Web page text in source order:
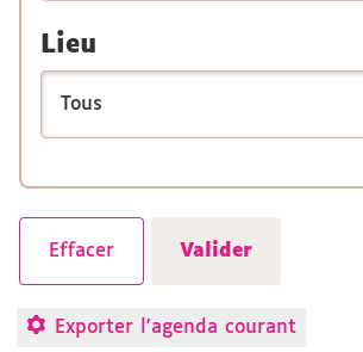
Lieu
Exporter l'agenda courant